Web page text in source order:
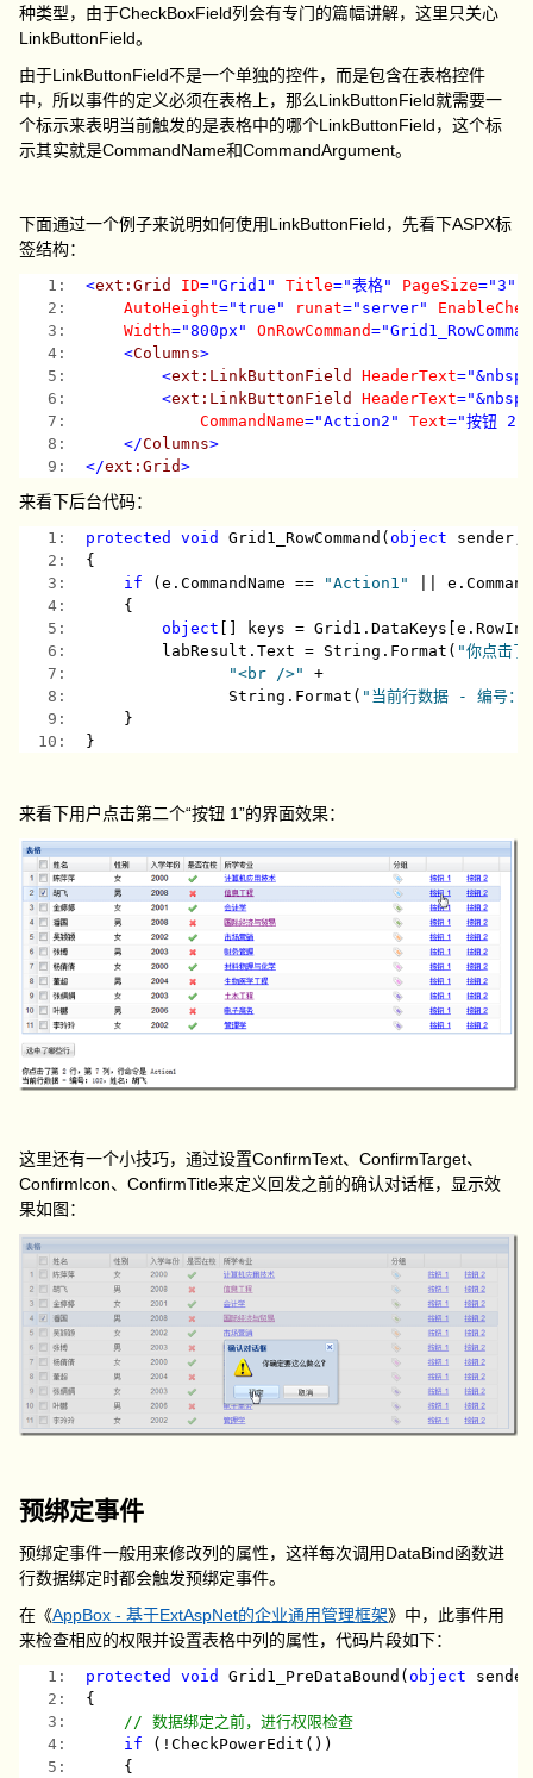
种类型，由于CheckBoxField列会有专门的篇幅讲解，这里只关心
LinkButtonField。
由于LinkButtonField不是一个单独的控件，而是包含在表格控件
中，所以事件的定义必须在表格上，那么LinkButtonField就需要一
个标示来表明当前触发的是表格中的哪个LinkButtonField，这个标
示其实就是CommandName和CommandArgument。
下面通过一个例子来说明如何使用LinkButtonField，先看下ASPX标
签结构：
   1:
<ext:Grid ID="Grid1" Title="表格" PageSize="3"
   2:
AutoHeight="true" runat="server"
   3:
Width="800px" OnRowCommand
   4:
<Columns>
   5:
<ext:LinkButtonField HeaderText
   6:
<ext:LinkButtonField HeaderText
   7:
CommandName="Action2" Text="按钮 2"
   8:
</Columns>
   9:
</ext:Grid>
来看下后台代码：
   1:
protected void Grid1_RowCommand(object sender,
   2:
{
   3:
if (e.CommandName == "Action1"
||
   4:
    {
   5:
object [] keys =
   6:
        labResult.Text = String.Format(
"你点击
   7:
"<br />"
+
   8:
               String.Format(
"当前行数据 - 编号
   9:
    }
  10:
}
来看下用户点击第二个“按钮 1”的界面效果：
这里还有一个小技巧，通过设置ConfirmText、ConfirmTarget、
ConfirmIcon、ConfirmTitle来定义回发之前的确认对话框，显示效
果如图：
预绑定事件
预绑定事件一般用来修改列的属性，这样每次调用DataBind函数进
行数据绑定时都会触发预绑定事件。
在《AppBox - 基于ExtAspNet的企业通用管理框架》中，此事件用
来检查相应的权限并设置表格中列的属性，代码片段如下：
   1:
protected void Grid1_PreDataBound(object
   2:
{
   3:
// 数据绑定之前，进行权限检查
   4:
if (!CheckPowerEdit())
   5:
    {